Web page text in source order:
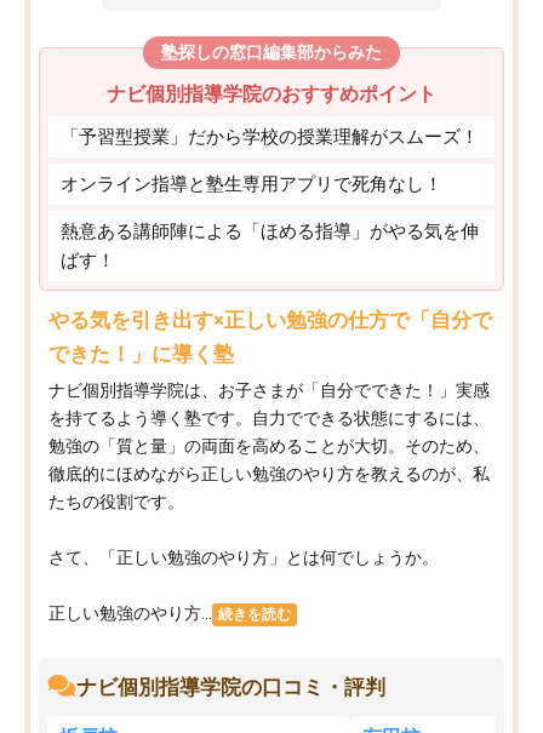
塾探しの窓口編集部からみた
ナビ個別指導学院のおすすめポイント
「予習型授業」だから学校の授業理解がスムーズ！
オンライン指導と塾生専用アプリで死角なし！
熱意ある講師陣による「ほめる指導」がやる気を伸
ばす！
やる気を引き出す×正しい勉強の仕方で「自分で
できた！」に導く塾
ナビ個別指導学院は、お子さまが「自分でできた！」実感
を持てるよう導く塾です。自力でできる状態にするには、
勉強の「質と量」の両面を高めることが大切。そのため、
徹底的にほめながら正しい勉強のやり方を教えるのが、私
たちの役割です。
さて、「正しい勉強のやり方」とは何でしょうか。
正しい勉強のやり方... 続きを読む
ナビ個別指導学院の口コミ・評判